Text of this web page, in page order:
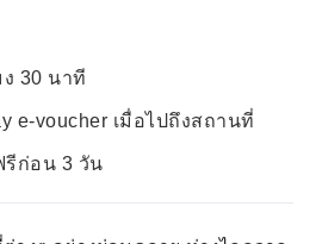
ง 30 นาที
e-voucher เมื่อไปถึงสถานที่
รีก่อน 3 วัน